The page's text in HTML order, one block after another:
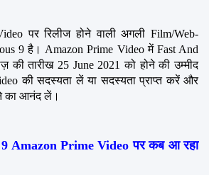
पर रिलीज होने वाली अगली Film/Web-
9 है। Amazon Prime Video में Fast And
की तारीख 25 June 2021 को होने की उम्मीद
की सदस्यता लें या सदस्यता प्राप्त करें और
का आनंद लें।
Amazon Prime Video पर कब आ रहा